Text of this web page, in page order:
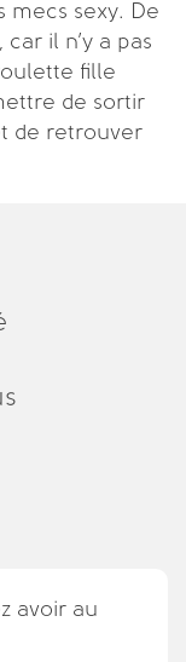
mecs sexy. De
il n’y a pas
fille
de sortir
de retrouver
avoir au